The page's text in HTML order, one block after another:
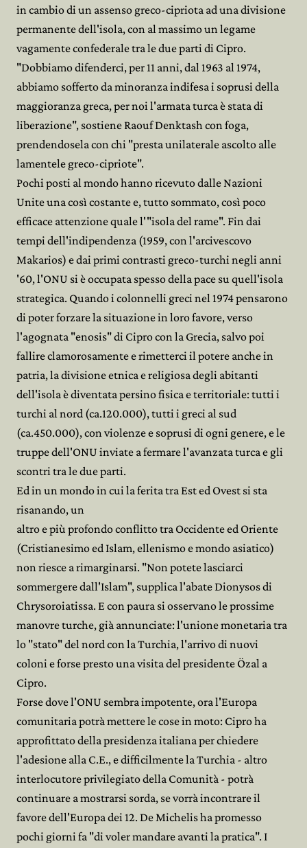
in cambio di un assenso greco-cipriota ad una divisione
permanente dell'isola, con al massimo un legame
vagamente confederale tra le due parti di Cipro.
"Dobbiamo difenderci, per 11 anni, dal 1963 al 1974,
abbiamo sofferto da minoranza indifesa i soprusi della
maggioranza greca, per noi l'armata turca è stata di
liberazione", sostiene Raouf Denktash con foga,
prendendosela con chi "presta unilaterale ascolto alle
lamentele greco-cipriote".
Pochi posti al mondo hanno ricevuto dalle Nazioni
Unite una così costante e, tutto sommato, così poco
efficace attenzione quale l'"isola del rame". Fin dai
tempi dell'indipendenza (1959, con l'arcivescovo
Makarios) e dai primi contrasti greco-turchi negli anni
'60, l'ONU si è occupata spesso della pace su quell'isola
strategica. Quando i colonnelli greci nel 1974 pensarono
di poter forzare la situazione in loro favore, verso
l'agognata "enosis" di Cipro con la Grecia, salvo poi
fallire clamorosamente e rimetterci il potere anche in
patria, la divisione etnica e religiosa degli abitanti
dell'isola è diventata persino fisica e territoriale: tutti i
turchi al nord (ca.120.000), tutti i greci al sud
(ca.450.000), con violenze e soprusi di ogni genere, e le
truppe dell'ONU inviate a fermare l'avanzata turca e gli
scontri tra le due parti.
Ed in un mondo in cui la ferita tra Est ed Ovest si sta
risanando, un
altro e più profondo conflitto tra Occidente ed Oriente
(Cristianesimo ed Islam, ellenismo e mondo asiatico)
non riesce a rimarginarsi. "Non potete lasciarci
sommergere dall'Islam", supplica l'abate Dionysos di
Chrysoroiatissa. E con paura si osservano le prossime
manovre turche, già annunciate: l'unione monetaria tra
lo "stato" del nord con la Turchia, l'arrivo di nuovi
coloni e forse presto una visita del presidente Özal a
Cipro.
Forse dove l'ONU sembra impotente, ora l'Europa
comunitaria potrà mettere le cose in moto: Cipro ha
approfittato della presidenza italiana per chiedere
l'adesione alla C.E., e difficilmente la Turchia - altro
interlocutore privilegiato della Comunità - potrà
continuare a mostrarsi sorda, se vorrà incontrare il
favore dell'Europa dei 12. De Michelis ha promesso
pochi giorni fa "di voler mandare avanti la pratica". I